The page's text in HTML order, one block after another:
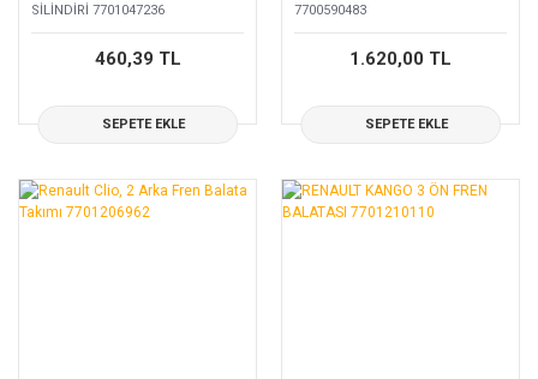
SİLİNDİRİ 7701047236
460,39 TL
SEPETE EKLE
7700590483
1.620,00 TL
SEPETE EKLE